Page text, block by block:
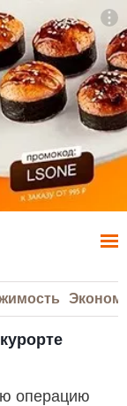
операцию